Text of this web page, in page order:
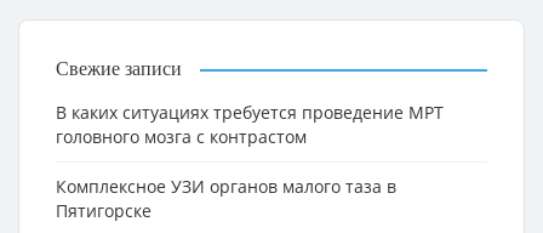
Свежие записи
В каких ситуациях требуется проведение МРТ
головного мозга с контрастом
Комплексное УЗИ органов малого таза в
Пятигорске